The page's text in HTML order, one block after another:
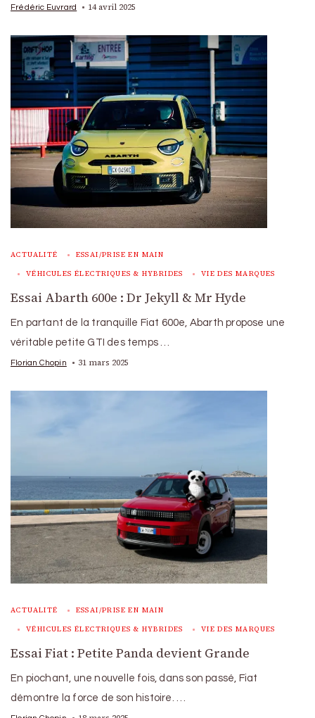
Frédéric Euvrard 14 avril 2025
ACTUALITÉ ESSAI/PRISE EN MAIN
VÉHICULES ÉLECTRIQUES & HYBRIDES VIE DES MARQUES
Essai Abarth 600e : Dr Jekyll & Mr Hyde
En partant de la tranquille Fiat 600e, Abarth propose une
véritable petite GTI des temps …
Florian Chopin 31 mars 2025
ACTUALITÉ ESSAI/PRISE EN MAIN
VÉHICULES ÉLECTRIQUES & HYBRIDES VIE DES MARQUES
Essai Fiat : Petite Panda devient Grande
En piochant, une nouvelle fois, dans son passé, Fiat
démontre la force de son histoire. …